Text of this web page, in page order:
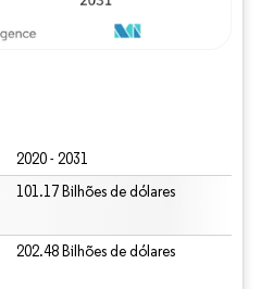
2020 - 2031
101.17 Bilhões de dólares
202.48 Bilhões de dólares